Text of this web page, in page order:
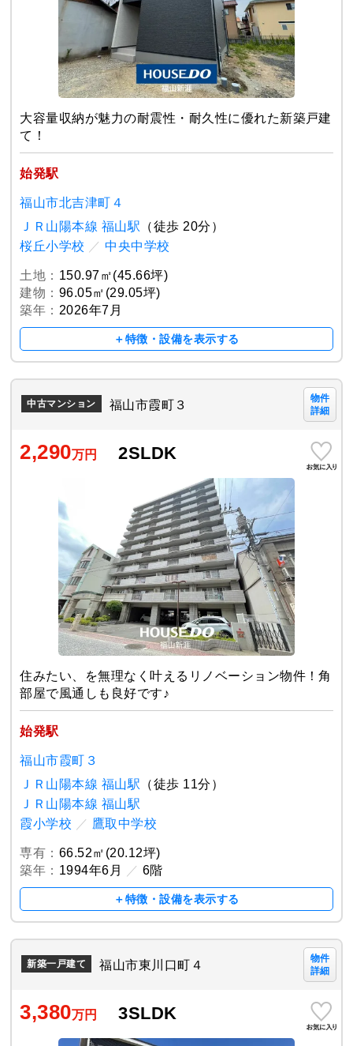
大容量収納が魅力の耐震性・耐久性に優れた新築戸建
て！
始発駅
福山市北吉津町４
ＪＲ山陽本線 福山駅 （徒歩 20分）
桜丘小学校 ／ 中央中学校
土地： 150.97㎡(45.66坪)
建物： 96.05㎡(29.05坪)
築年： 2026年7月
＋特徴・設備を表示する
中古マンション 福山市霞町３
物件
詳細
2,290万円 2SLDK
住みたい、を無理なく叶えるリノベーション物件！角
部屋で風通しも良好です♪
始発駅
福山市霞町３
ＪＲ山陽本線 福山駅 （徒歩 11分）
ＪＲ山陽本線 福山駅
霞小学校 ／ 鷹取中学校
専有： 66.52㎡(20.12坪)
築年： 1994年6月 ／ 6階
＋特徴・設備を表示する
新築一戸建て 福山市東川口町４
物件
詳細
3,380万円 3SLDK